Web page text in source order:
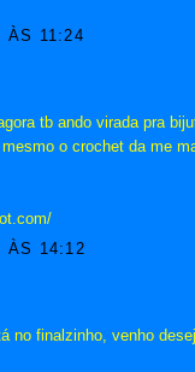
ÀS 11:24
tb ando virada pra
o crochet da me
ÀS 14:12
no finalzinho, venho